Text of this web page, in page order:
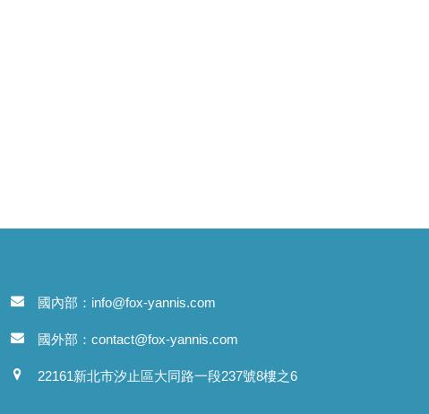
國內部： info@fox-yannis.com
國外部： contact@fox-yannis.com
22161新北市汐止區大同路一段237號8樓之6